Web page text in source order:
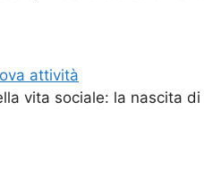
attività
vita sociale: la nascita